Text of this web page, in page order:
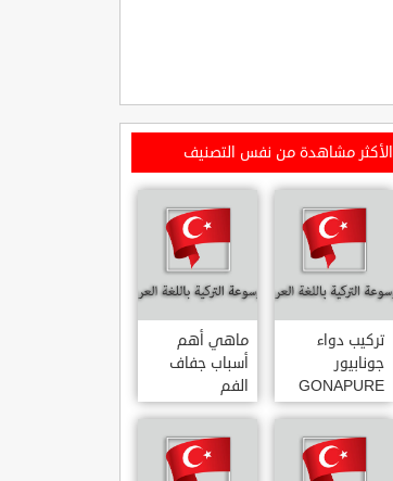
الأكثر مشاهدة من نفس التصنيف
تركيب دواء
جونابيور
GONAPURE
ودواعي
استخدامه
ماهي أهم
أسباب جفاف
الفم